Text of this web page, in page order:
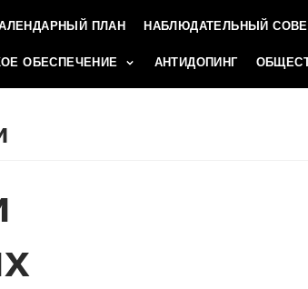
ПЛАН НАБЛЮДАТЕЛЬНЫЙ
ОБЕСПЕЧЕНИЕ АНТИДОПИНГ